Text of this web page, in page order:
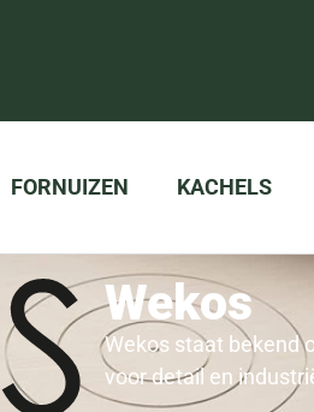
FORNUIZEN KACHELS
Wekos
Wekos staat bekend
voor detail en